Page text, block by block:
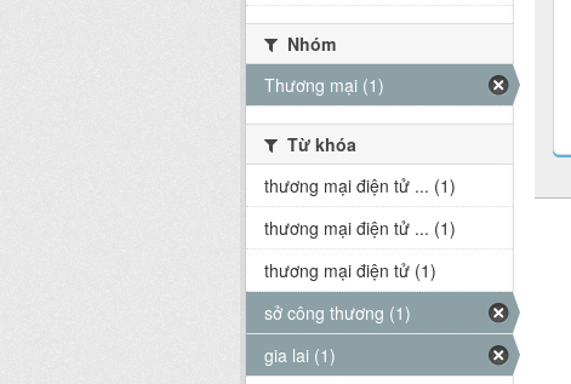
Nhóm
Thương mại (1)
Từ khóa
thương mại điện tử ... (1)
thương mại điện tử ... (1)
thương mại điện tử (1)
sở công thương (1)
gia lai (1)